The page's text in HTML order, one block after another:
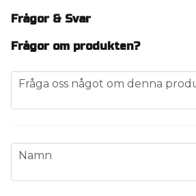
Frågor & Svar
Frågor om produkten?
question
Fråga oss något om denna
name
Namn